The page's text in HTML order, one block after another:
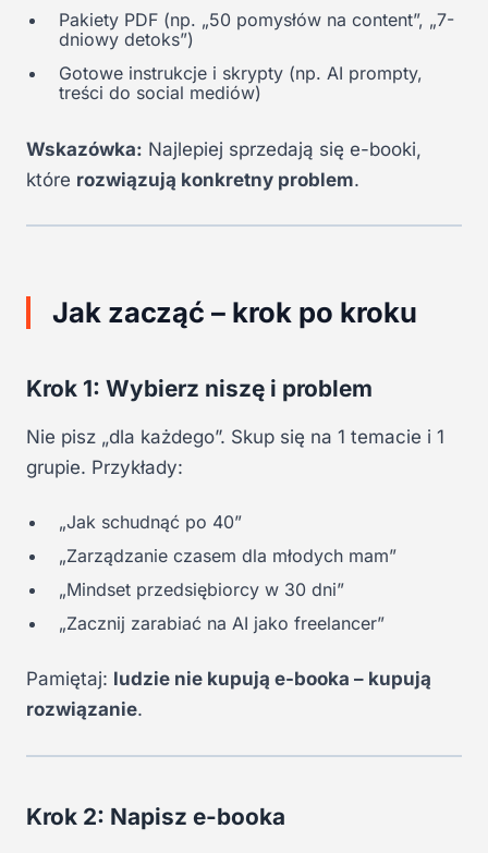
Pakiety PDF (np. „50 pomysłów na content”, „7-
dniowy detoks”)
Gotowe instrukcje i skrypty (np. AI prompty,
treści do social mediów)
Wskazówka: Najlepiej sprzedają się e-booki,
które rozwiązują konkretny problem.
Jak zacząć – krok po kroku
Krok 1: Wybierz niszę i problem
Nie pisz „dla każdego”. Skup się na 1 temacie i 1
grupie. Przykłady:
„Jak schudnąć po 40”
„Zarządzanie czasem dla młodych mam”
„Mindset przedsiębiorcy w 30 dni”
„Zacznij zarabiać na AI jako freelancer”
Pamiętaj: ludzie nie kupują e-booka – kupują
rozwiązanie.
Krok 2: Napisz e-booka